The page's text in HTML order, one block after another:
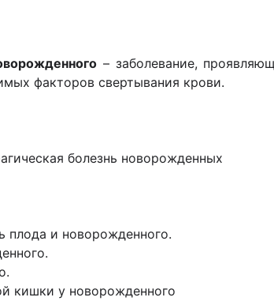
– заболевание,
факторов свертывания крови.
болезнь новорожденных
плода и новорожденного.
кишки у новорожденного